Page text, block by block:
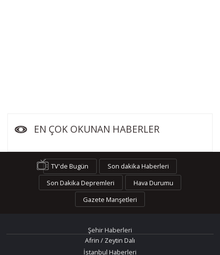
EN ÇOK OKUNAN HABERLER
TV'de Bugün
Son dakika Haberleri
Son Dakika Depremleri
Hava Durumu
Gazete Manşetleri
Şehir Haberleri
Afrin / Zeytin Dalı
İstanbul Haberleri